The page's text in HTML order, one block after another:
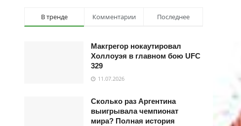
В тренде Комментарии Последнее
Макгрегор нокаутировал
Холлоуэя в главном бою UFC
329
11.07.2026
Сколько раз Аргентина
выигрывала чемпионат
мира? Полная история